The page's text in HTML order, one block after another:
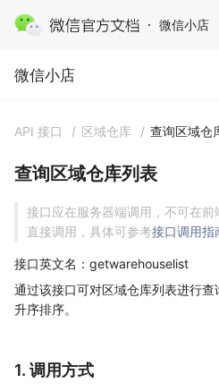
微信小店
微信小店
微信小店
API 接口 / 区域仓库 / 查询区域仓
查询区域仓库列表
接口应在服务器端调用，不可在前
直接调用，具体可参考接口调用指
接口英文名：getwarehouselist
通过该接口可对区域仓库列表进行
升序排序。
1. 调用方式